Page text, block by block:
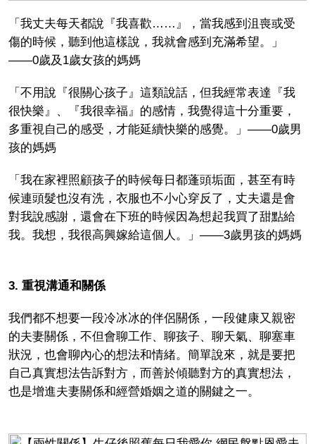
「我丈夫每天都說『我喜歡……』，當我感到沮喪或受
傷的時候，聽到他這樣說，我就會感到充滿希望。」
——0歲及1歲女孩的媽媽
「不用說『很關心孩子』這類說話，但我經常表達『我
很快樂』、『我很幸福』的感情，我覺得這十分重要，
多重視自己的感受，才能延續快樂的感覺。」——0歲男
孩的媽媽
「我在家裡照顧孩子的時候每日都蓬頭垢面，甚至有時
候連頭髮也沒有洗，衣服也不小心穿反了，丈夫還是會
對我說感謝，還會在下班的時候因為想起我買了甜點給
我。我想，我很高興嫁給這個人。」——3歲男孩的媽媽
3. 重視溝通和關係
我們都不想要一段冷冰冰的伴侶關係，一段健康又親密
的夫妻關係，不但會聊工作、聊孩子、聊天氣、聊塞車
狀況，也會聊內心的想法和情緒。簡單說來，就是要把
自己真實想法告訴對方，而善於傾聽對方的真實想法，
也是增進夫妻關係和經營婚姻之道的關鍵之一。